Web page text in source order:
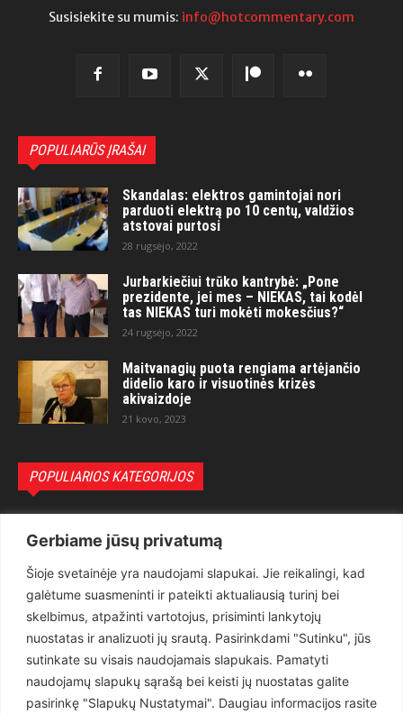
Gerbiame jūsų privatumą
Šioje svetainėje yra naudojami slapukai. Jie reikalingi, kad
galėtume suasmeninti ir pateikti aktualiausią turinį bei
skelbimus, atpažinti vartotojus, prisiminti lankytojų
nuostatas ir analizuoti jų srautą. Pasirinkdami "Sutinku", jūs
sutinkate su visais naudojamais slapukais. Pamatyti
naudojamų slapukų sąrašą bei keisti jų nuostatas galite
pasirinkę "Slapukų Nustatymai". Daugiau informacijos rasite
Susisiekite su mumis: info@hotcommentary.com
POPULIARŪS ĮRAŠAI
Skandalas: elektros gamintojai nori
parduoti elektrą po 10 centų, valdžios
atstovai purtosi
28 rugsėjo, 2022
Jurbarkiečiui trūko kantrybė: „Pone
prezidente, jei mes – NIEKAS, tai kodėl
tas NIEKAS turi mokėti mokesčius?“
24 rugsėjo, 2022
Maitvanagių puota rengiama artėjančio
didelio karo ir visuotinės krizės
akivaizdoje
21 kovo, 2023
POPULIARIOS KATEGORIJOS
Teisėsauga
1497
Aktualu
Lietuva
619
Pasaulis
Статьи на русском